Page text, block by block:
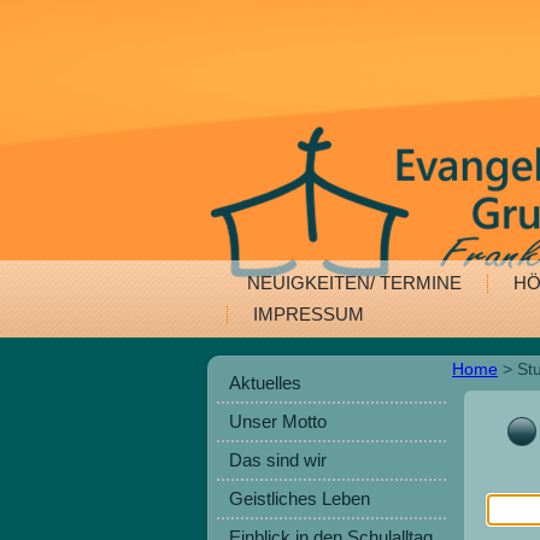
NEUIGKEITEN/ TERMINE
IMPRESSUM
Aktuelles
Unser Motto
Das sind wir
Geistliches Leben
Home >